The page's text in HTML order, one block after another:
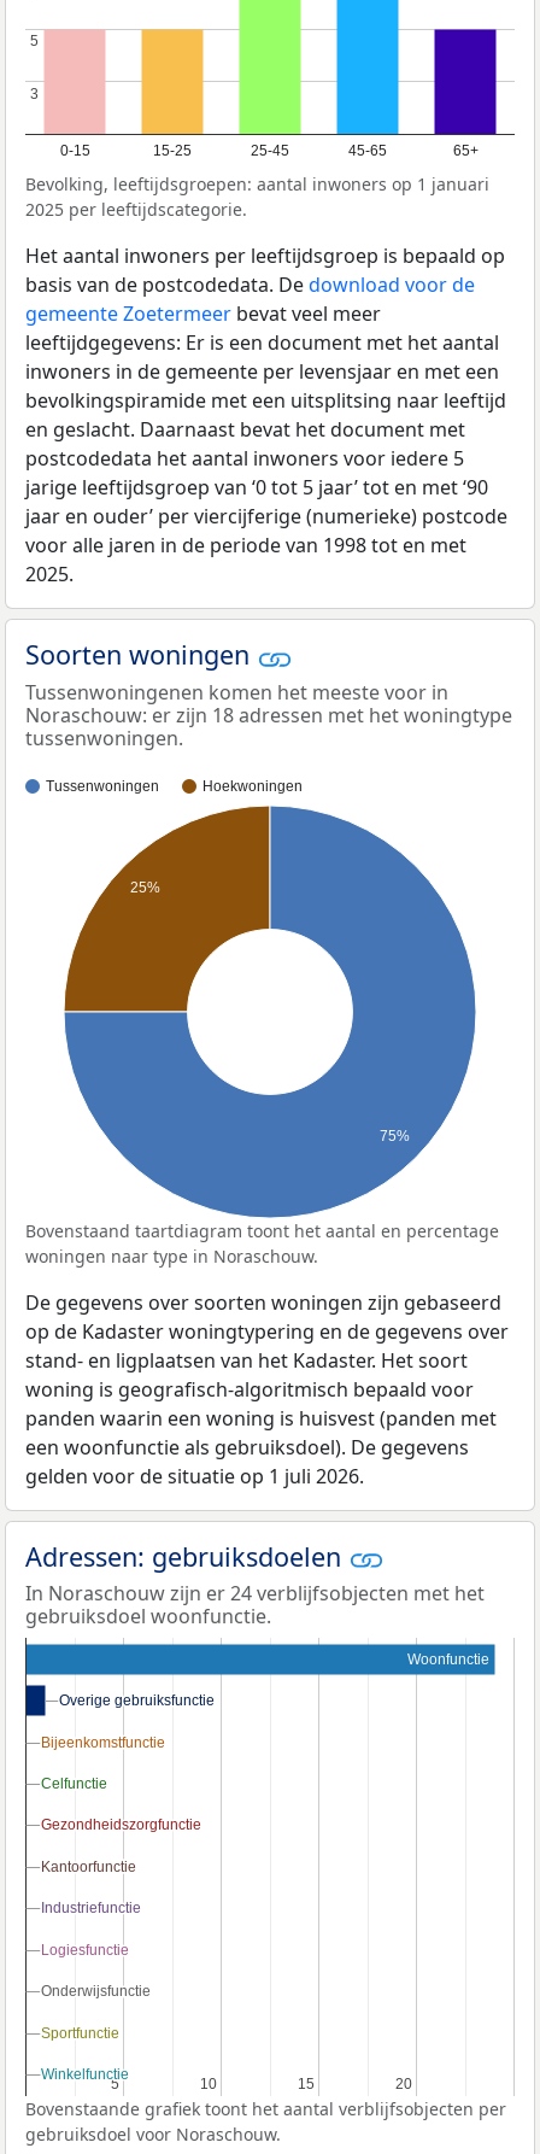
0-15 15-25 25-45 45-65 65+
3
3
5
5
Bevolking, leeftijdsgroepen: aantal inwoners op 1 januari
2025 per leeftijdscategorie.
Het aantal inwoners per leeftijdsgroep is bepaald op
basis van de postcodedata. Dedownload voor de
gemeente Zoetermeer bevat veel meer
leeftijdgegevens: Er is een document met het aantal
inwoners in de gemeente per levensjaar en met een
bevolkingspiramide met een uitsplitsing naar leeftijd
en geslacht. Daarnaast bevat het document met
postcodedata het aantal inwoners voor iedere 5
jarige leeftijdsgroep van ‘0 tot 5 jaar’ tot en met ‘90
jaar en ouder’ per viercijferige (numerieke) postcode
voor alle jaren in de periode van 1998 tot en met
2025.
Soorten woningen
Tussenwoningenen komen het meeste voor in
Noraschouw: er zijn 18 adressen met het woningtype
tussenwoningen.
Tussenwoningen Hoekwoningen
25%
75%
Bovenstaand taartdiagram toont het aantal en percentage
woningen naar type in Noraschouw.
De gegevens over soorten woningen zijn gebaseerd
op de Kadaster woningtypering en de gegevens over
stand- en ligplaatsen van het Kadaster. Het soort
woning is geografisch-algoritmisch bepaald voor
panden waarin een woning is huisvest (panden met
een woonfunctie als gebruiksdoel). De gegevens
gelden voor de situatie op 1 juli 2026.
Adressen: gebruiksdoelen
In Noraschouw zijn er 24 verblijfsobjecten met het
gebruiksdoel woonfunctie.
5
5 10
10 15
15 20
20
Woonfunctie
Overige gebruiksfunctie
Overige gebruiksfunctie
Bijeenkomstfunctie
Bijeenkomstfunctie
Celfunctie
Celfunctie
Gezondheidszorgfunctie
Gezondheidszorgfunctie
Kantoorfunctie
Kantoorfunctie
Industriefunctie
Industriefunctie
Logiesfunctie
Logiesfunctie
Onderwijsfunctie
Onderwijsfunctie
Sportfunctie
Sportfunctie
Winkelfunctie
Winkelfunctie
Bovenstaande grafiek toont het aantal verblijfsobjecten per
gebruiksdoel voor Noraschouw.